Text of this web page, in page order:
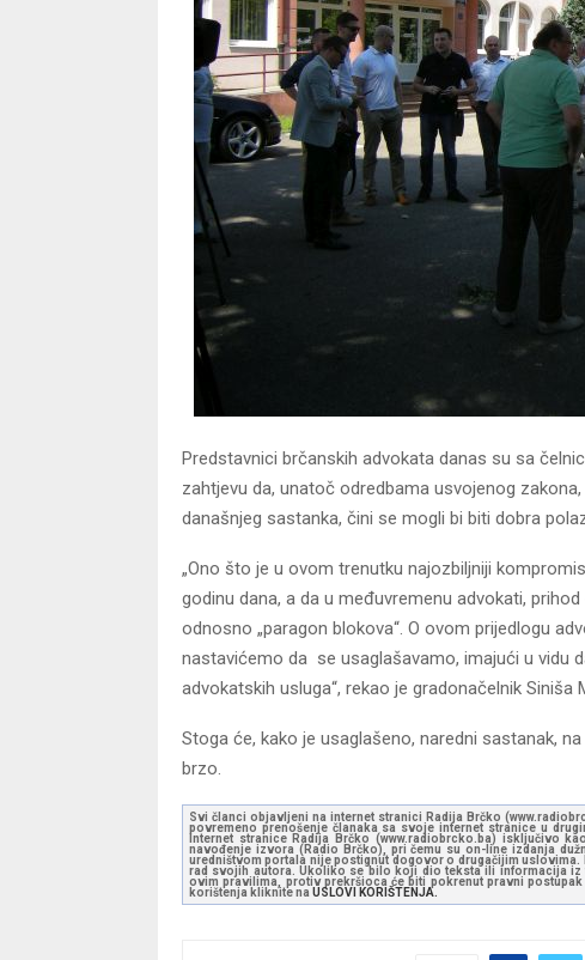
Predstavnici brčanskih advokata danas su sa
zahtjevu da, unatoč odredbama usvojenog
današnjeg sastanka, čini se mogli bi biti dobra
„Ono što je u ovom trenutku najozbiljniji
godinu dana, a da u međuvremenu advokati,
odnosno „paragon blokova“. O ovom prijedlogu
nastavićemo da se usaglašavamo, imajući u vidu
advokatskih usluga“, rekao je gradonačelnik Siniša
Stoga će, kako je usaglašeno, naredni sastanak,
brzo.
Svi članci objavljeni na internet stranici Radija Brčko
povremeno prenošenje članaka sa svoje internet stranice u
Internet stranice Radija Brčko (www.radiobrcko.ba) isključivo
navođenje izvora (Radio Brčko), pri čemu su on-line izdanja
uredništvom portala nije postignut dogovor o drugačijim
rad svojih autora. Ukoliko se bilo koji dio teksta ili informacija iz
ovim pravilima, protiv prekršioca će biti pokrenut pravni
korištenja kliknite na USLOVI KORIŠTENJA.